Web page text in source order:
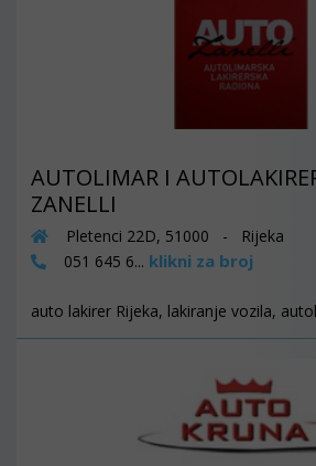
AUTOLIMAR I
ZANELLI
Pletenci 22D, 51000 - Rijeka
051 645 6... klikni za broj
auto lakirer Rijeka, lakiranje vozila,